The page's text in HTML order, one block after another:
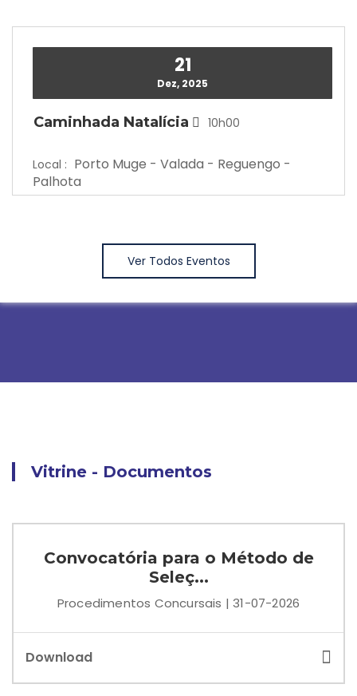
21
Dez, 2025
Caminhada Natalícia 10h00
Local : Porto Muge - Valada - Reguengo -
Palhota
Ver Todos Eventos
Vitrine - Documentos
Convocatória para o Método de
Seleç...
Procedimentos Concursais | 31-07-2026
Download